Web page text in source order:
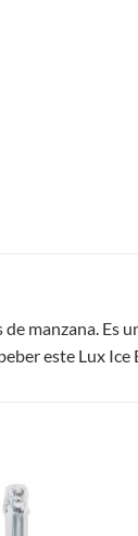
manzana. Es
este Lux